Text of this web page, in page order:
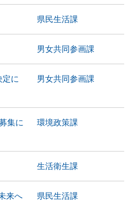
県民生活課
男女共同参画課
定に
男女共同参画課
集に
環境政策課
生活衛生課
来へ
県民生活課